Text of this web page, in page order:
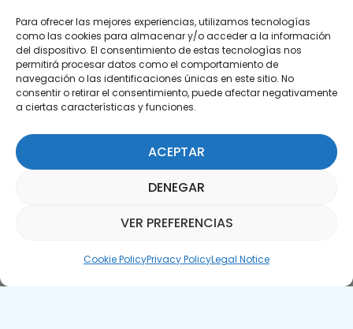
Para ofrecer las mejores experiencias, utilizamos tecnologías
como las cookies para almacenar y/o acceder a la información
del dispositivo. El consentimiento de estas tecnologías nos
permitirá procesar datos como el comportamiento de
navegación o las identificaciones únicas en este sitio. No
consentir o retirar el consentimiento, puede afectar negativamente
a ciertas características y funciones.
ACEPTAR
DENEGAR
VER PREFERENCIAS
Cookie PolicyPrivacy PolicyLegal Notice
Subscribe to our Newsletter
SUBSCRIBE HERE